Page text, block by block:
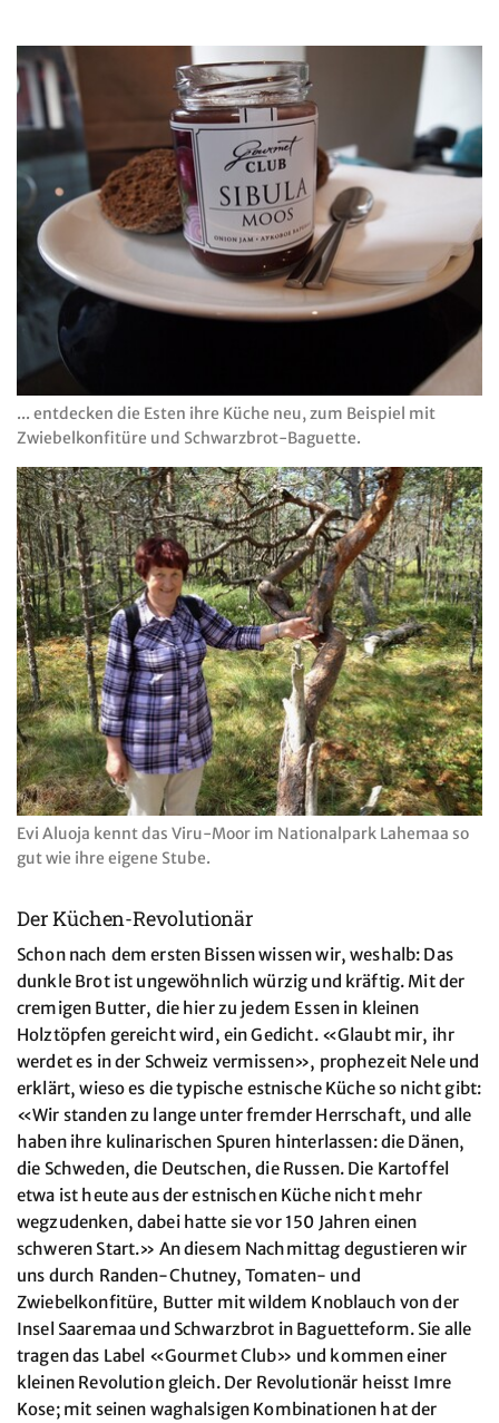
... entdecken die Esten ihre Küche neu, zum Beispiel mit
Zwiebelkonfitüre und Schwarzbrot-Baguette.
Evi Aluoja kennt das Viru-Moor im Nationalpark Lahemaa so
gut wie ihre eigene Stube.
Der Küchen-Revolutionär
Schon nach dem ersten Bissen wissen wir, weshalb: Das
dunkle Brot ist ungewöhnlich würzig und kräftig. Mit der
cremigen Butter, die hier zu jedem Essen in kleinen
Holztöpfen gereicht wird, ein Gedicht. «Glaubt mir, ihr
werdet es in der Schweiz vermissen», prophezeit Nele und
erklärt, wieso es die typische estnische Küche so nicht gibt:
«Wir standen zu lange unter fremder Herrschaft, und alle
haben ihre kulinarischen Spuren hinterlassen: die Dänen,
die Schweden, die Deutschen, die Russen. Die Kartoffel
etwa ist heute aus der estnischen Küche nicht mehr
wegzudenken, dabei hatte sie vor 150 Jahren einen
schweren Start.» An diesem Nachmittag degustieren wir
uns durch Randen-Chutney, Tomaten- und
Zwiebelkonfitüre, Butter mit wildem Knoblauch von der
Insel Saaremaa und Schwarzbrot in Baguetteform. Sie alle
tragen das Label «Gourmet Club» und kommen einer
kleinen Revolution gleich. Der Revolutionär heisst Imre
Kose; mit seinen waghalsigen Kombinationen hat der